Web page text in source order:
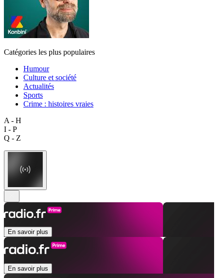
Catégories les plus populaires
Humour
Culture et société
Actualités
Sports
Crime : histoires vraies
A - H
I - P
Q - Z
En savoir plus
En savoir plus